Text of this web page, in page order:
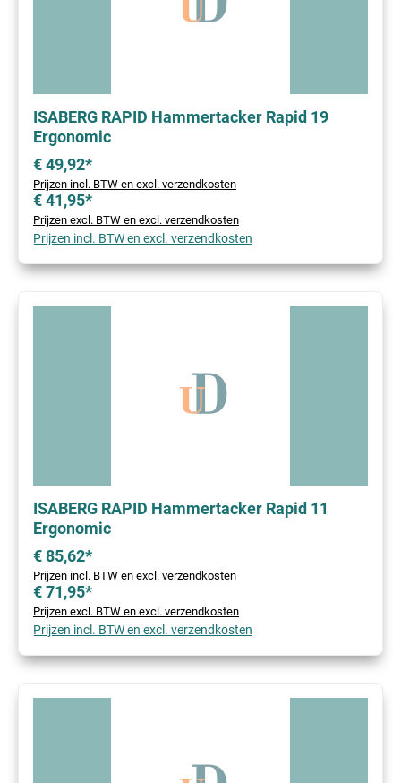
ISABERG RAPID Hammertacker Rapid 19
Ergonomic
€ 49,92*
Prijzen incl. BTW en excl. verzendkosten
€ 41,95*
Prijzen excl. BTW en excl. verzendkosten
Prijzen incl. BTW en excl. verzendkosten
ISABERG RAPID Hammertacker Rapid 11
Ergonomic
€ 85,62*
Prijzen incl. BTW en excl. verzendkosten
€ 71,95*
Prijzen excl. BTW en excl. verzendkosten
Prijzen incl. BTW en excl. verzendkosten